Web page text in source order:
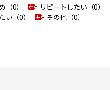
（0） リピートしたい（0）
い（0） その他（0）